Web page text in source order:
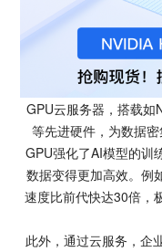
GPU云服务器，搭载如
等先进硬件，为数据
GPU强化了AI模型的训
数据变得更加高效。例
速度比前代快达30倍，
此外，通过云服务，企